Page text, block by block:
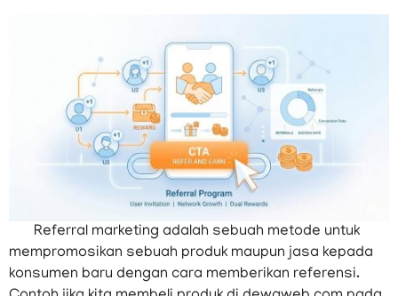
Referral marketing adalah sebuah metode untuk
mempromosikan sebuah produk maupun jasa kepada
konsumen baru dengan cara memberikan referensi.